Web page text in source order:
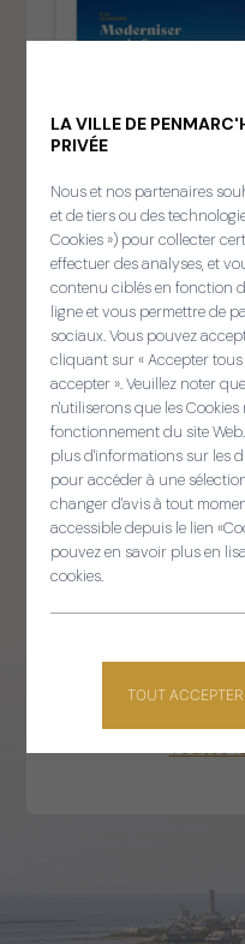
LA VILLE DE
PRIVÉE
Nous et nos partenaires
et de tiers ou des
Cookies ») pour collecter
effectuer des analyses, et
contenu ciblés en fonction
ligne et vous permettre de
sociaux. Vous pouvez
cliquant sur « Accepter tous
accepter ». Veuillez noter
n'utiliserons que les
fonctionnement du site
plus d'informations sur les
pour accéder à une
changer d'avis à tout
accessible depuis le lien
pouvez en savoir plus en
cookies.
TOUT ACCEPTER
Sellit ouzh ar
CONSULTER
le
informations
Toutes